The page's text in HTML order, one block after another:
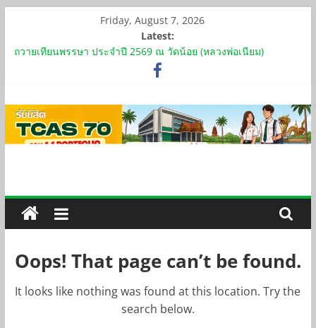
content
Friday, August 7, 2026
Latest:
ถวายเทียนพรรษา ประจำปี 2569 ณ วัดน้อย (หลวงพ่อเนียม)
โอกาสดีๆ ทุนการศึกษา ปีการศึกษา 2569
รับสมัครอาจารย์ประจำ 3 อัตรา วุฒิปริญญาเอก
การสัมภาษณ์ ตำแหน่งอาจารย์
ประกาศ กำหนดหลักเกณฑ์การใช้เงินรายได้เบิกจ่ายเป็นค่าตอบแทน
และเงินสนับสนุนงานวิชาการและวิจัย
Oops! That page can’t be found.
It looks like nothing was found at this location. Try the
search below.